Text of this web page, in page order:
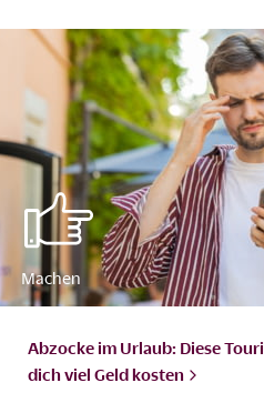
Abzocke im Urlaub: Diese
dich viel Geldkosten